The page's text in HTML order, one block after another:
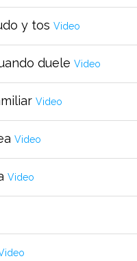
y tos Video
duele Video
Video
Video
Video